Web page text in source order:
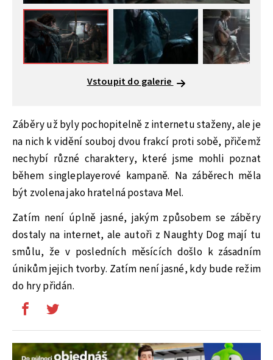
Vstoupit do galerie
Záběry už byly pochopitelně z internetu staženy, ale je
na nich k vidění souboj dvou frakcí proti sobě, přičemž
nechybí různé charaktery, které jsme mohli poznat
během singleplayerové kampaně. Na záběrech měla
být zvolena jako hratelná postava Mel.
Zatím není úplně jasné, jakým způsobem se záběry
dostaly na internet, ale autoři z Naughty Dog mají tu
smůlu, že v posledních měsících došlo k zásadním
únikům jejich tvorby. Zatím není jasné, kdy bude režim
do hry přidán.